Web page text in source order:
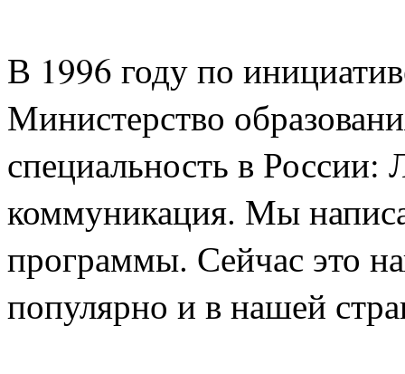
В 1996 году по
Министерство
специальность в России:
коммуникация. Мы
программы. Сейчас это
популярно и в нашей